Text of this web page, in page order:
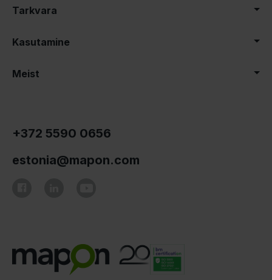
Tarkvara
Kasutamine
Meist
+372 5590 0656
estonia@mapon.com